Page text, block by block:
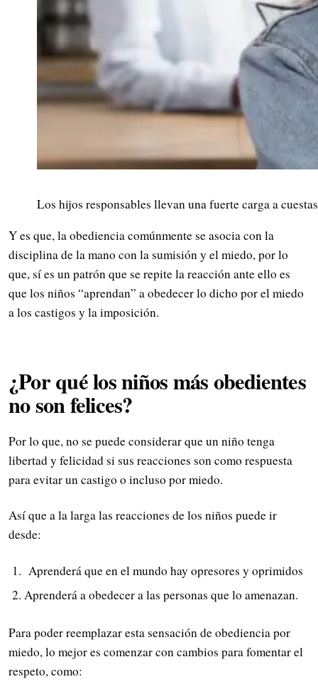
Los hijos responsables llevan una fuerte carga a
Y es que, la obediencia comúnmente se asocia con la
disciplina de la mano con la sumisión y el miedo, por lo
que, sí es un patrón que se repite la reacción ante ello es
que los niños “aprendan” a obedecer lo dicho por el miedo
a los castigos y la imposición.
¿Por qué los niños más obedientes
no son felices?
Por lo que, no se puede considerar que un niño tenga
libertad y felicidad si sus reacciones son como respuesta
para evitar un castigo o incluso por miedo.
Así que a la larga las reacciones de los niños puede ir
desde:
Aprenderá que en el mundo hay opresores y oprimidos
Aprenderá a obedecer a las personas que lo amenazan.
Para poder reemplazar esta sensación de obediencia por
miedo, lo mejor es comenzar con cambios para fomentar el
respeto, como: